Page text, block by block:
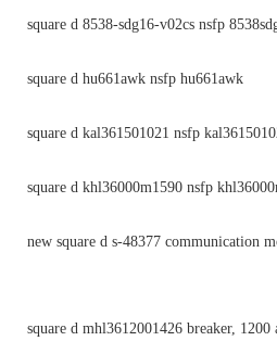
square d 8538-sdg16-v02cs nsfp
square d hu661awk nsfp hu661awk
square d kal361501021 nsfp
square d khl36000m1590 nsfp
new square d s-48377 communication
square d mhl3612001426 breaker,